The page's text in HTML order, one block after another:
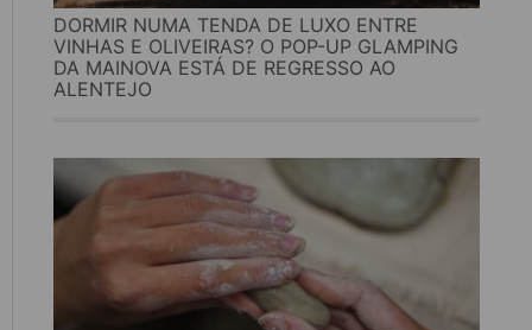
DORMIR NUMA TENDA DE LUXO ENTRE
VINHAS E OLIVEIRAS? O POP-UP GLAMPING
DA MAINOVA ESTÁ DE REGRESSO AO
ALENTEJO